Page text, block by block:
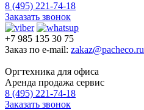
8 (495) 221-74-18
Заказать звонок
+7 985 135 30 75
Заказ по e-mail: zakaz@pacheco.ru
Оргтехника для офиса
Аренда продажа сервис
8 (495) 221-74-18
Заказать звонок